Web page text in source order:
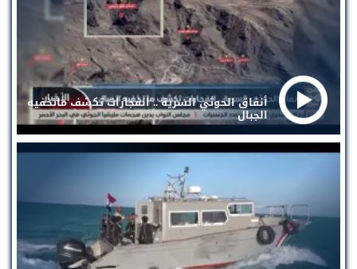
أنفاق الحوثي السرية .. انفجارات تكشف ماتخفيه
الجبال